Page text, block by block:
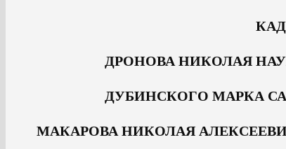
ДРОНОВА НИКОЛАЯ
ДУБИНСКОГО МАРКА
МАКАРОВА НИКОЛАЯ АЛЕКСЕЕВИЧА,